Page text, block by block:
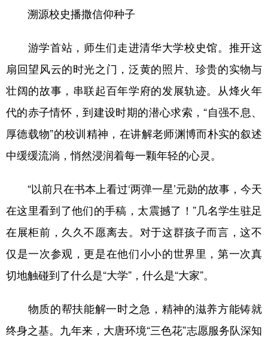
地方频道
北京 天津 河北
浙江 安徽 福建 江西
山东 河南 湖北 湖南
广东 广西 海南 重庆
四川 贵州 云南
陕西 甘肃 青海 宁夏
新疆 内蒙古 黑龙江
溯源校史播撒信仰种子
游学首站，师生们走进清华大学校史馆。推开这
扇回望风云的时光之门，泛黄的照片、珍贵的实物与
壮阔的故事，串联起百年学府的发展轨迹。从烽火年
代的赤子情怀，到建设时期的潜心求索，“自强不息、
厚德载物”的校训精神，在讲解老师渊博而朴实的叙述
中缓缓流淌，悄然浸润着每一颗年轻的心灵。
“以前只在书本上看过‘两弹一星’元勋的故事，今天
在这里看到了他们的手稿，太震撼了！”几名学生驻足
在展柜前，久久不愿离去。对于这群孩子而言，这不
仅是一次参观，更是在他们小小的世界里，第一次真
切地触碰到了什么是“大学”，什么是“大家”。
物质的帮扶能解一时之急，精神的滋养方能铸就
终身之基。九年来，大唐环境“三色花”志愿服务队深知